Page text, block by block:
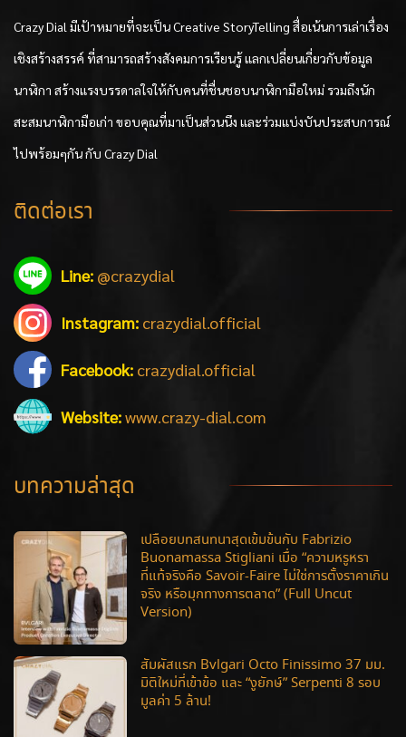
Crazy Dial มีเป้าหมายที่จะเป็น Creative StoryTelling สื่อเน้นการเล่าเรื่อง
เชิงสร้างสรรค์ ที่สามารถสร้างสังคมการเรียนรู้ แลกเปลี่ยนเกี่ยวกับข้อมูล
นาฬิกา สร้างแรงบรรดาลใจให้กับคนที่ชื่นชอบนาฬิกามือใหม่ รวมถึงนัก
สะสมนาฬิกามือเก่า ขอบคุณที่มาเป็นส่วนนึง และร่วมแบ่งบันประสบการณ์
ไปพร้อมๆกัน กับ Crazy Dial
ติดต่อเรา
Line: @crazydial
Instagram: crazydial.official
Facebook: crazydial.official
Website:www.crazy-dial.com
บทความล่าสุด
เปลือยบทสนทนาสุดเข้มข้นกับ Fabrizio
Buonamassa Stigliani เมื่อ “ความหรูหรา
ที่แท้จริงคือ Savoir-Faire ไม่ใช่การตั้งราคาเกิน
จริง หรือมุกทางการตลาด” (Full Uncut
Version)
สัมผัสแรก Bvlgari Octo Finissimo 37 มม.
มิติใหม่ที่เข้าข้อ และ “งูยักษ์” Serpenti 8 รอบ
มูลค่า 5 ล้าน!